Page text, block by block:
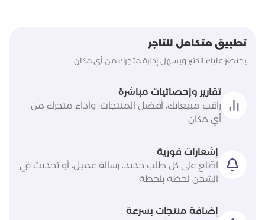
تطبيق متكامل للتاجر
يختصر عليك الكثير ويسهل إدارة متجرك من أي مكان
تقارير وإحصائيات مباشرة
راقب مبيعاتك، أفضل المنتجات، وأداء متجرك من
أي مكان
إشعارات فورية
اطّلع على كل طلب جديد، رسالة عميل، أو تحديث في
الشحن لحظة بلحظة
إضافة منتجات بسرعة